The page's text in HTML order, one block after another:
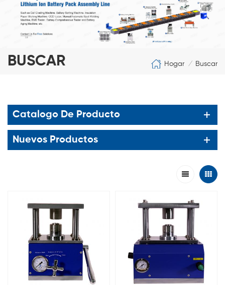
BUSCAR Hogar / Buscar
Catalogo De Producto
Nuevos Productos